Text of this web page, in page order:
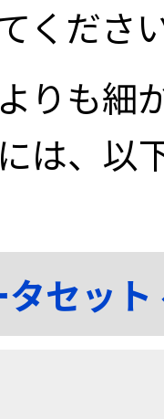
くださ
りも細
は、以
セッ